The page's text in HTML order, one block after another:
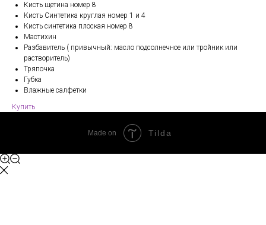
Кисть щетина номер 8
Кисть Синтетика круглая номер 1 и 4
Кисть синтетика плоская номер 8
Мастихин
Разбавитель ( привычный: масло подсолнечное или тройник или
растворитель)
Тряпочка
Губка
Влажные салфетки
Купить
Made on Tilda